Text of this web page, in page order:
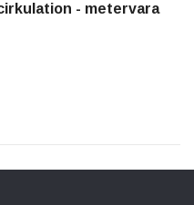
- metervara